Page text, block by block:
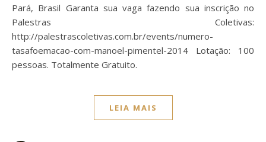
Pará, Brasil Garanta sua vaga fazendo sua inscrição no
Palestras Coletivas:
http://palestrascoletivas.com.br/events/numero-
tasafoemacao-com-manoel-pimentel-2014 Lotação: 100
pessoas. Totalmente Gratuito.
LEIA MAIS